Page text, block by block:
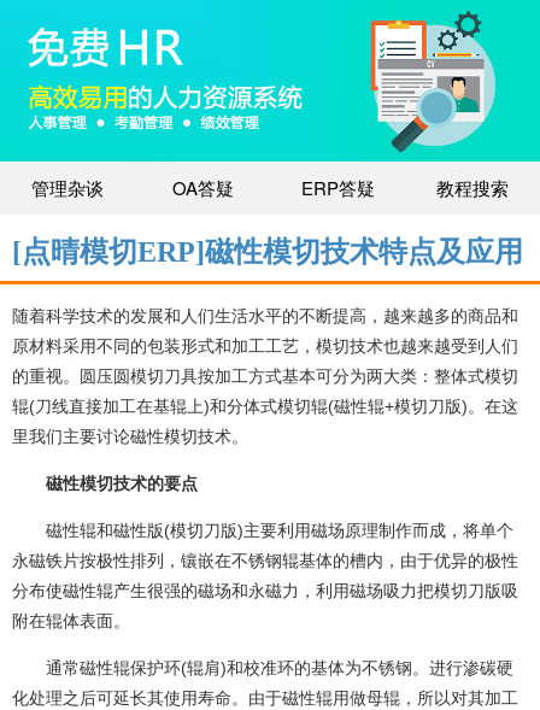
管理杂谈 OA答疑 ERP答疑 教程搜索
[点晴模切ERP]磁性模切技术特点及应用
随着科学技术的发展和人们生活水平的不断提高，越来越多的商品和
原材料采用不同的包装形式和加工工艺，模切技术也越来越受到人们
的重视。圆压圆模切刀具按加工方式基本可分为两大类：整体式模切
辊(刀线直接加工在基辊上)和分体式模切辊(磁性辊+模切刀版)。在这
里我们主要讨论磁性模切技术。
磁性模切技术的要点
磁性辊和磁性版(模切刀版)主要利用磁场原理制作而成，将单个
永磁铁片按极性排列，镶嵌在不锈钢辊基体的槽内，由于优异的极性
分布使磁性辊产生很强的磁场和永磁力，利用磁场吸力把模切刀版吸
附在辊体表面。
通常磁性辊保护环(辊肩)和校准环的基体为不锈钢。进行渗碳硬
化处理之后可延长其使用寿命。由于磁性辊用做母辊，所以对其加工